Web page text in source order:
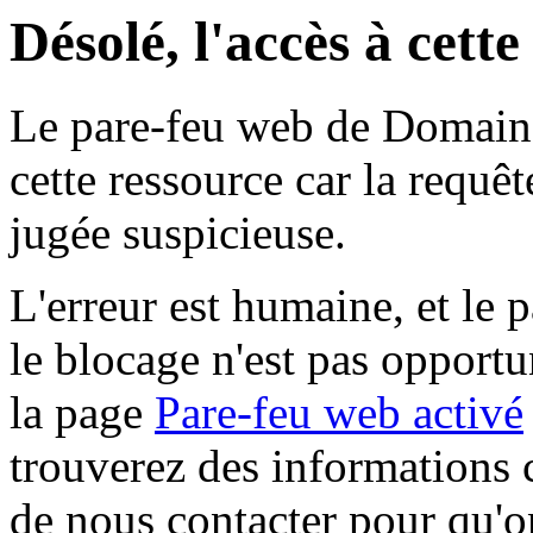
Désolé, l'accès à
Le pare-feu web de
cette ressource car la
jugée suspicieuse.
L'erreur est humaine, et le
le blocage n'est pas
la page Pare-feu web activé
trouverez des informations
de nous contacter pour